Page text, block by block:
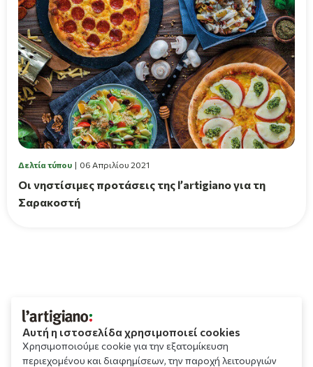
Δελτία τύπου 06 Απριλίου 2021
Οι νηστίσιμες προτάσεις της l’artigiano για τη
Σαρακοστή
Αυτή η ιστοσελίδα χρησιμοποιεί cookies
Χρησιμοποιούμε cookie για την εξατομίκευση
περιεχομένου και διαφημίσεων, την παροχή λειτουργιών